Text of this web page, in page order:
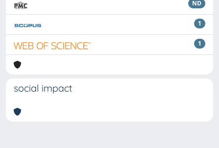
ND
1
1
social impact